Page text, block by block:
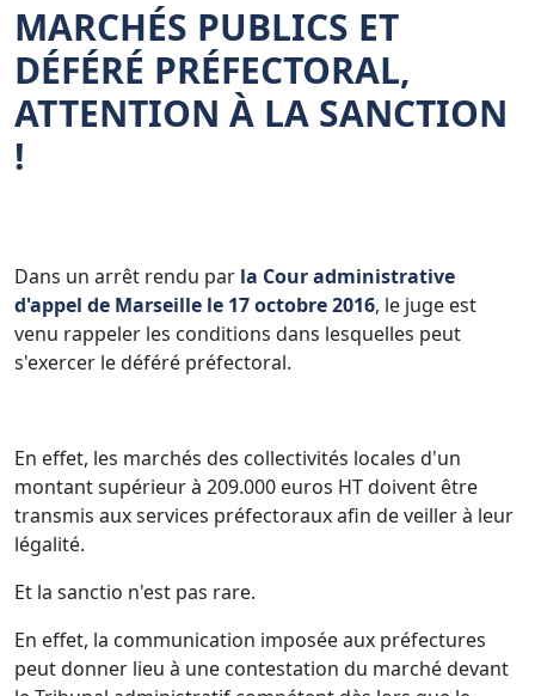
MARCHÉS PUBLICS ET
DÉFÉRÉ PRÉFECTORAL,
ATTENTION À LA SANCTION
!
Dans un arrêt rendu par la Cour administrative
d'appel de Marseille le 17 octobre 2016, le juge est
venu rappeler les conditions dans lesquelles peut
s'exercer le déféré préfectoral.
En effet, les marchés des collectivités locales d'un
montant supérieur à 209.000 euros HT doivent être
transmis aux services préfectoraux afin de veiller à leur
légalité.
Et la sanctio n'est pas rare.
En effet, la communication imposée aux préfectures
peut donner lieu à une contestation du marché devant